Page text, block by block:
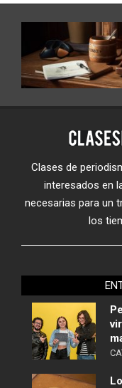
Clases de
interesados en
necesarias para un
los